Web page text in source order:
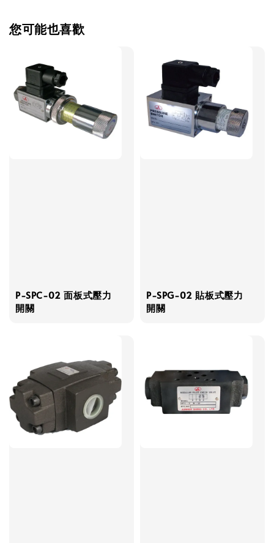
您可能也喜歡
P-SPC-02 面板式壓力
開關
P-SPG-02 貼板式壓力
開關